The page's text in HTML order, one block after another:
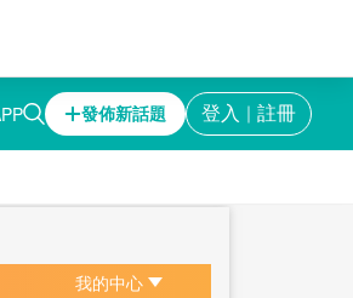
發佈新話題 登入 ｜ 註冊
我的中心